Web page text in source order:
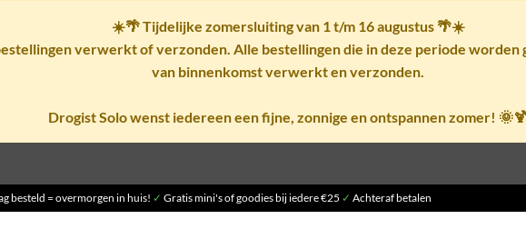
☀️🌴Tijdelijke zomersluiting van 1 t/m 16 augustus🌴☀️
verwerkt of verzonden. Alle bestellingen die in deze periode worden
van binnenkomst verwerkt en verzonden.
Drogist Solo wenst iedereen een fijne, zonnige en ontspannen zomer! 🌞🍹
besteld = overmorgen in huis! ✓ Gratis mini's of goodies bij iedere €25 ✓ Achteraf betalen